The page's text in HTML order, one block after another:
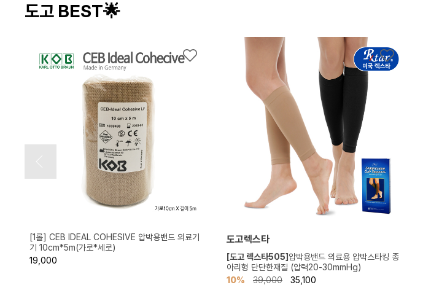
도고 BEST🌟
[1롤] CEB IDEAL COHESIVE 압박용밴드 의료기
기 10cm*5m(가로*세로)
19,000
도고렉스타
[도고 렉스타505]압박용밴드 의료용 압박스타킹 종
아리형 단단한재질 (압력20-30mmHg)
10%
39,000 35,100